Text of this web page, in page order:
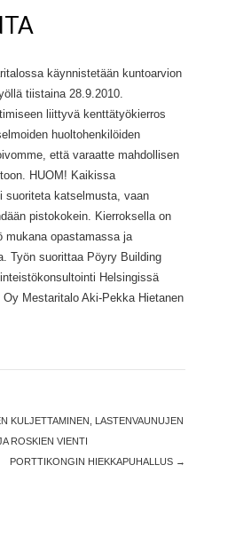
käynnistetään kuntoarvion
tiistaina 28.9.2010.
liittyvä kenttätyökierros
huoltohenkilöiden
että varaatte mahdollisen
HUOM! Kaikissa
suoriteta katselmusta, vaan
pistokokein. Kierroksella on
mukana opastamassa ja
Työn suorittaa Pöyry Building
Helsingissä
Mestaritalo Aki-Pekka Hietanen
KULJETTAMINEN, LASTENVAUNUJEN
ROSKIEN VIENTI
PORTTIKONGIN HIEKKAPUHALLUS →